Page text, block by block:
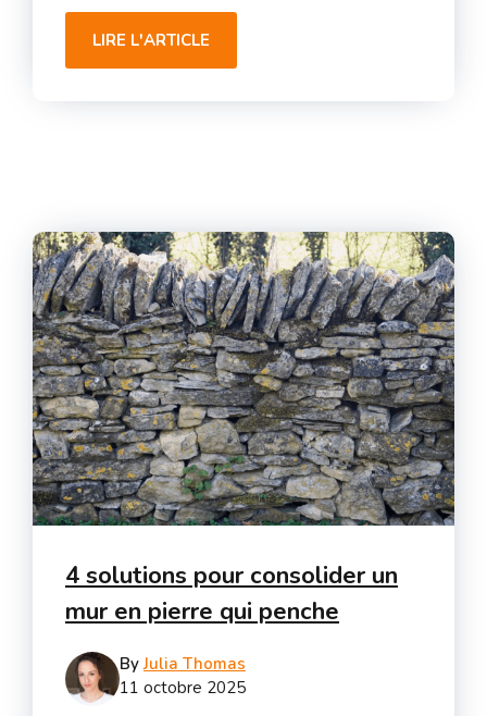
LIRE L'ARTICLE
4 solutions pour consolider un
mur en pierre qui penche
ByJulia Thomas
11 octobre 2025